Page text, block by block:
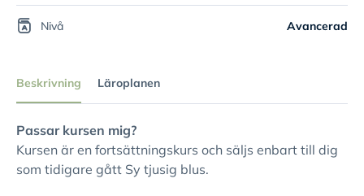
Beskrivning Läroplanen
Passar kursen mig?
Kursen är en fortsättningskurs och säljs enbart till dig
som tidigare gått Sy tjusig blus.
Nivå Avancerad